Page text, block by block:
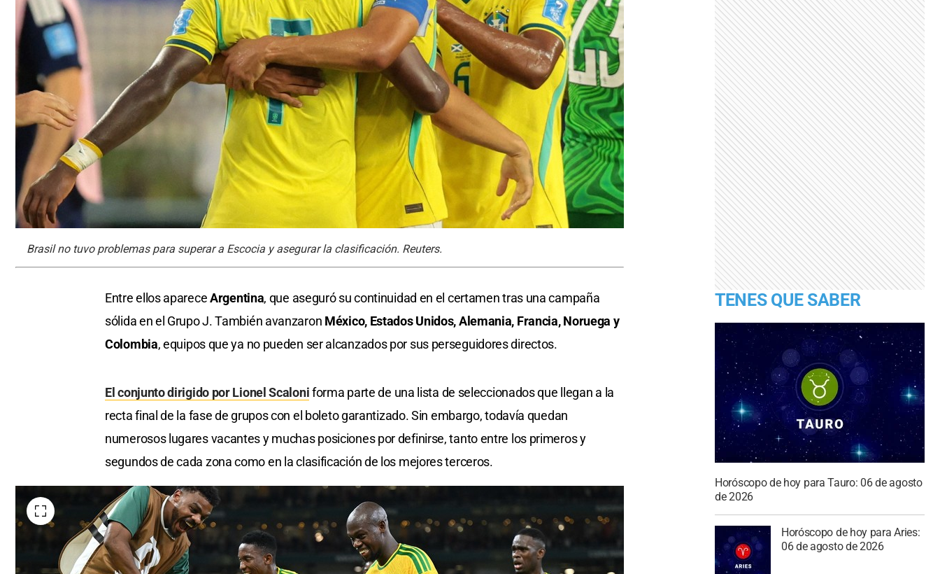
Brasil no tuvo problemas para superar a Escocia y asegurar la clasificación. Reuters.
Entre ellos apareceArgentina, que aseguró su continuidad en el certamen tras una campaña
sólida en el Grupo J. También avanzaron México, Estados Unidos, Alemania, Francia, Noruega y
Colombia, equipos que ya no pueden ser alcanzados por sus perseguidores directos.
El conjunto dirigido por Lionel Scaloniforma parte de una lista de seleccionados que llegan a la
recta final de la fase de grupos con el boleto garantizado. Sin embargo, todavía quedan
numerosos lugares vacantes y muchas posiciones por definirse, tanto entre los primeros y
segundos de cada zona como en la clasificación de los mejores terceros.
TENES QUE SABER
Horóscopo de hoy para Tauro: 06 de agosto
de 2026
Horóscopo de hoy para Aries:
06 de agosto de 2026